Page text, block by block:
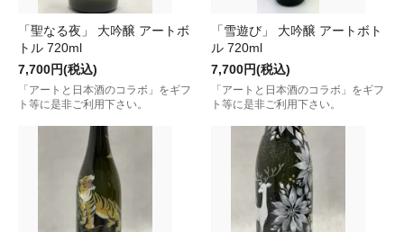
「聖なる夜」 大吟醸 アートボ
トル 720ml
7,700円(税込)
「アートと日本酒のコラボ」をギフ
ト等に是非ご利用下さい。
「雪遊び」 大吟醸 アートボト
ル 720ml
7,700円(税込)
「アートと日本酒のコラボ」をギフ
ト等に是非ご利用下さい。